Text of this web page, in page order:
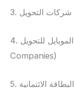
4. شركات الموبايل للتحويل (Mobile Money Transfer
Companies)
5. البطاقات البنكية: البطاقة الائتمانية Credit card، بطاقة